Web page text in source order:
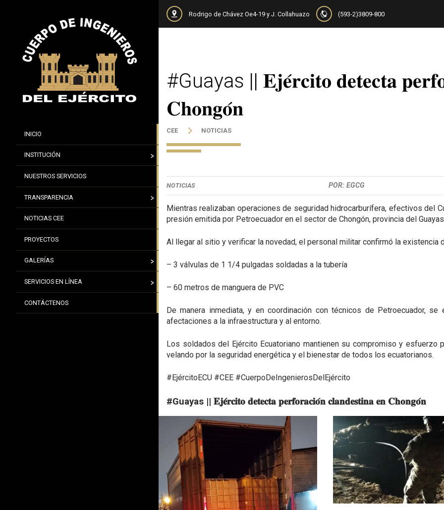
INICIO
INSTITUCIÓN
NUESTROS SERVICIOS
TRANSPARENCIA
NOTICIAS CEE
PROYECTOS
GALERÍAS
SERVICIOS EN LÍNEA
CONTÁCTENOS
Rodrigo de Chávez Oe4-19 y J. Collahuazo (593-2)3809-800
#Guayas || 𝐄𝐣𝐞́𝐫𝐜𝐢𝐭𝐨 𝐝𝐞𝐭𝐞𝐜𝐭𝐚
𝐂𝐡𝐨𝐧𝐠𝐨́𝐧
CEE NOTICIAS
NOTICIAS POR: EGCG
Mientras realizaban operaciones de seguridad hidrocarburífera, efectivos del
presión emitida por Petroecuador en el sector de Chongón, provincia del
Al llegar al sitio y verificar la novedad, el personal militar confirmó la existencia
– 3 válvulas de 1 1/4 pulgadas soldadas a la tubería
– 60 metros de manguera de PVC
De manera inmediata, y en coordinación con técnicos de Petroecuador,
afectaciones a la infraestructura y al entorno.
Los soldados del Ejército Ecuatoriano mantienen su compromiso y
velando por la seguridad energética y el bienestar de todos los ecuatorianos.
#EjércitoECU #CEE #CuerpoDeIngenierosDelEjército
#Guayas || 𝐄𝐣𝐞́𝐫𝐜𝐢𝐭𝐨 𝐝𝐞𝐭𝐞𝐜𝐭𝐚 𝐩𝐞𝐫𝐟𝐨𝐫𝐚𝐜𝐢𝐨́𝐧 𝐜𝐥𝐚𝐧𝐝𝐞𝐬𝐭𝐢𝐧𝐚 𝐞𝐧 𝐂𝐡𝐨𝐧𝐠𝐨́𝐧